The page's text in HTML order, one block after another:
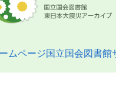
ムページ国立国会図書館